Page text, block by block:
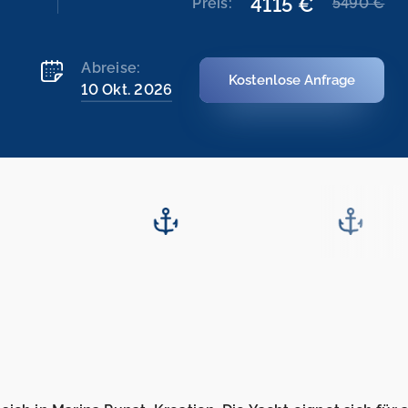
Preis: 5490 €
Abreise:
10 Okt. 2026
Kostenlose Anfrage
- -